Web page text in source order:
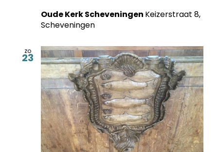
Oude Kerk Scheveningen Keizerstraat 8,
Scheveningen
zo
23